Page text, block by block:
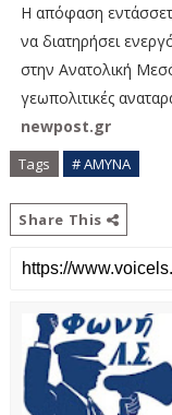
Η απόφαση
να διατηρήσει
στην Ανατολική
γεωπολιτικές
newpost.gr
Tags # ΑΜΥΝΑ
Share This